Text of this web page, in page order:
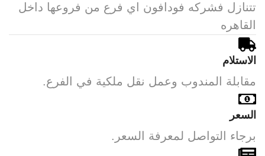
تتنازل فشركه فودافون اي فرع من فروعها داخل
القاهره
الاستلام
مقابلة المندوب وعمل نقل ملكية في الفرع.
السعر
برجاء التواصل لمعرفة السعر.